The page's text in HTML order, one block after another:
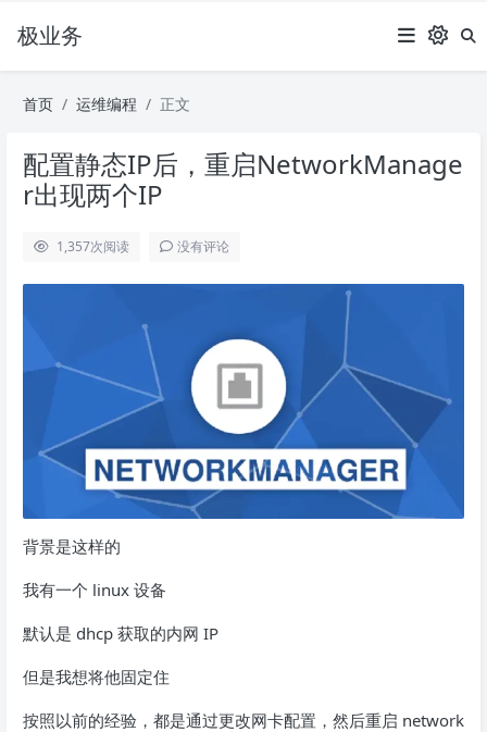
极业务
首页 运维编程 正文
配置静态IP后，重启NetworkManage
r出现两个IP
1,357次阅读 没有评论
背景是这样的
我有一个 linux 设备
默认是 dhcp 获取的内网 IP
但是我想将他固定住
按照以前的经验，都是通过更改网卡配置，然后重启 network